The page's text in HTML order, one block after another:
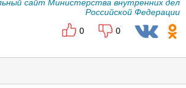
сайт Министерства внутренних дел
Российской Федерации
0
0